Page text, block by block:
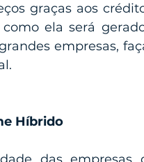
graças aos
ela será
empresas,
Híbrido